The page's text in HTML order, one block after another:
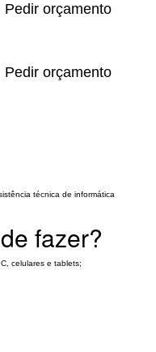
Pedir orçamento
Pedir orçamento
técnica de informática
fazer?
celulares e tablets;